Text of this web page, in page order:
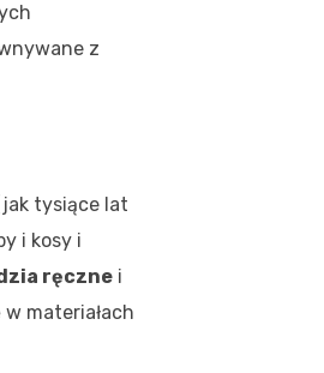
z
tysiące lat
i kosy i
ręczne i
materiałach